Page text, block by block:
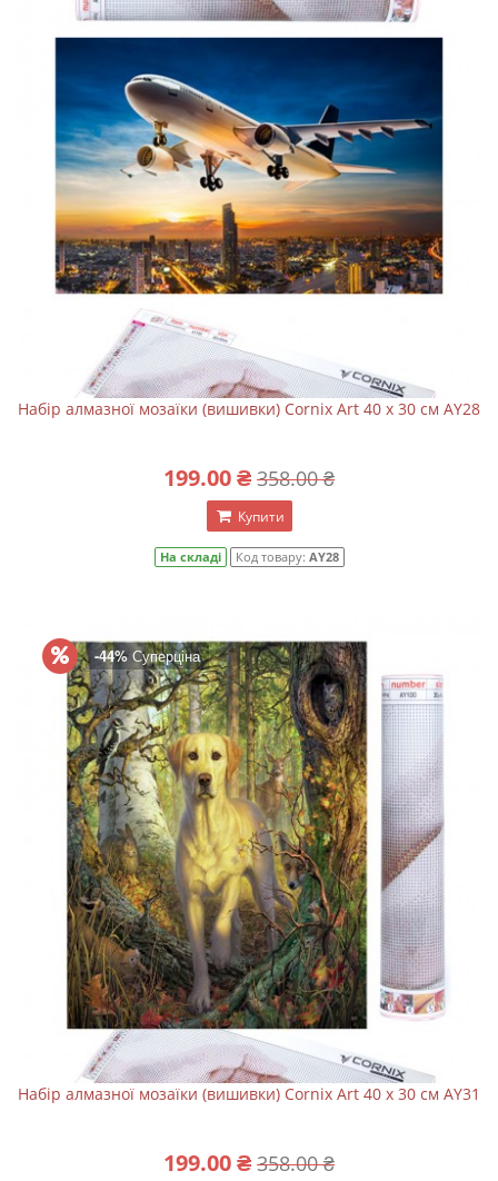
Набір алмазної мозаїки (вишивки) Cornix Art 40 x 30 см AY28
199.00 ₴ 358.00 ₴
Купити
На складі Код товару: AY28
-44%Суперціна
Набір алмазної мозаїки (вишивки) Cornix Art 40 x 30 см AY31
199.00 ₴ 358.00 ₴